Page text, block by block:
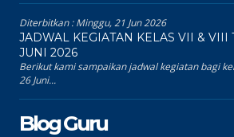
Diterbitkan :Minggu, 21 Jun 2026
JADWAL KEGIATAN KELAS VII & VIII
JUNI 2026
Berikut kami sampaikan jadwal kegiatan bagi
26 Juni...
Blog Guru